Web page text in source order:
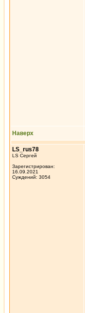
Наверх
LS_rus78
LS Сергей
Зарегистрирован:
16.09.2021
Суждений: 3054